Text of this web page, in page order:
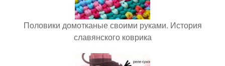
Половики домотканые своими руками. История
славянского коврика